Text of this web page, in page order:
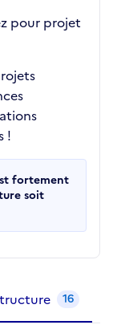
pour projet
!
fortement
soit
16